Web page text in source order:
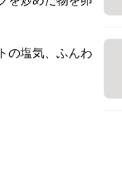
の塩気、ふんわ